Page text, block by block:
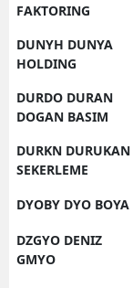
FAKTORING
DUNYH DUNYA
HOLDING
DURDO DURAN
DOGAN BASIM
DURKN DURUKAN
SEKERLEME
DYOBY DYO BOYA
DZGYO DENIZ
GMYO